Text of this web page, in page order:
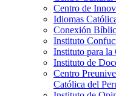
Centro de
Idiomas
Conexión
Instituto
Instituto para la
Instituto de
Centro
Católica del